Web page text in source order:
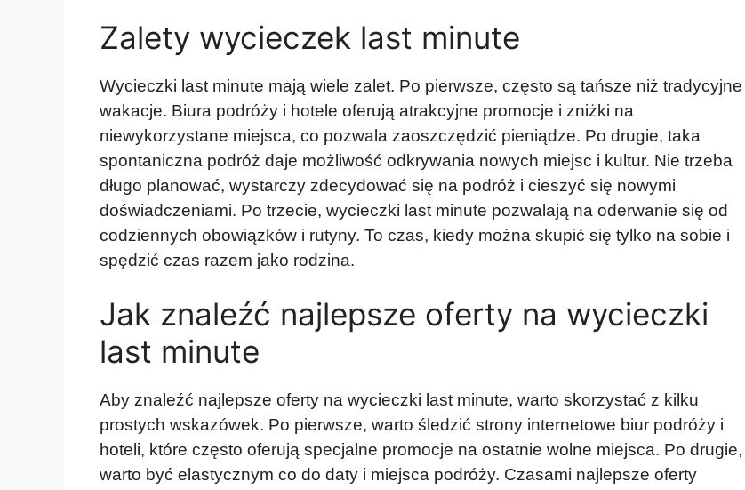
Zalety wycieczek last minute
Wycieczki last minute mają wiele zalet. Po pierwsze, często są tańsze niż tradycyjne
wakacje. Biura podróży i hotele oferują atrakcyjne promocje i zniżki na
niewykorzystane miejsca, co pozwala zaoszczędzić pieniądze. Po drugie, taka
spontaniczna podróż daje możliwość odkrywania nowych miejsc i kultur. Nie trzeba
długo planować, wystarczy zdecydować się na podróż i cieszyć się nowymi
doświadczeniami. Po trzecie, wycieczki last minute pozwalają na oderwanie się od
codziennych obowiązków i rutyny. To czas, kiedy można skupić się tylko na sobie i
spędzić czas razem jako rodzina.
Jak znaleźć najlepsze oferty na wycieczki
last minute
Aby znaleźć najlepsze oferty na wycieczki last minute, warto skorzystać z kilku
prostych wskazówek. Po pierwsze, warto śledzić strony internetowe biur podróży i
hoteli, które często oferują specjalne promocje na ostatnie wolne miejsca. Po drugie,
warto być elastycznym co do daty i miejsca podróży. Czasami najlepsze oferty